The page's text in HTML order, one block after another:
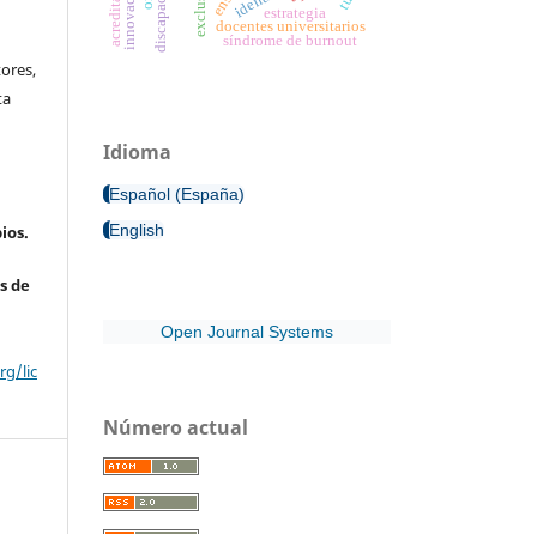
de
lic
docentes universitarios
síndrome de burnout
estrategia
Idioma
Español (España)
English
Open Journal Systems
Número actual